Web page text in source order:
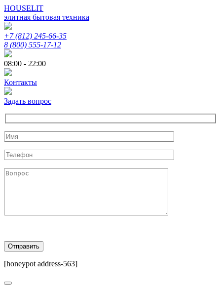
HOUSELIT
элитная бытовая техника
+7 (812) 245-66-35
8 (800) 555-17-12
08:00 - 22:00
Контакты
Задать вопрос
[honeypot address-563]